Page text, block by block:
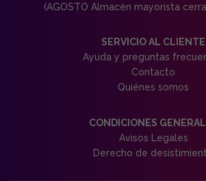
(AGOSTO Almacén mayorista
SERVICIO AL CLIENTE
Ayuda y preguntas
Contacto
Quiénes somos
CONDICIONES
Avisos Legales
Derecho de